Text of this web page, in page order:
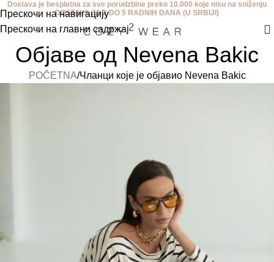
Прескочи на навигацију
Прескочи на главни садржај
Dostava je besplatna za sve porudzbine preko 10.000 koje nisu na sniženju
DOSTAVA ZA 2 DO 5 RADNIH DANA (U SRBIJI)
Објаве од Nevena Bakic
POČETNA Чланци које је објавио Nevena Bakic